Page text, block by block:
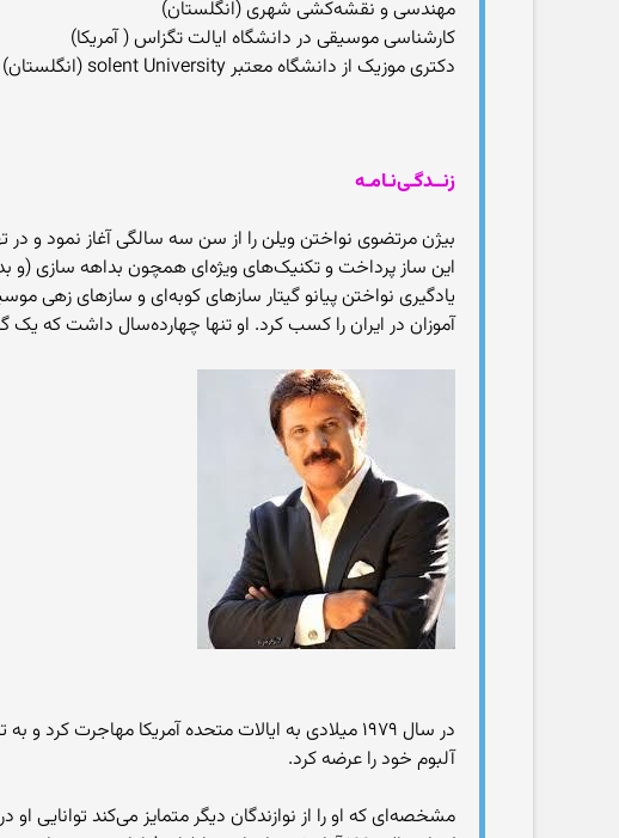
مهندسی و نقشه‌کشی شهری (انگلستان)
کارشناسی موسیقی در دانشگاه ایالت تگزاس ( آمریکا)
دکتری موزیک از دانشگاه معتبر solent University (انگلستان)
زنــدگـی‌نـامـه
بیژن مرتضوی نواختن ویلن را از سن سه سالگی آغاز نمود و در
این ساز پرداخت و تکنیک‌های ویژه‌ای همچون بداهه سازی (و
یادگیری نواختن پیانو گیتار سازهای کوبه‌ای و سازهای زهی
آموزان در ایران را کسب کرد. او تنها چهارده‌سال داشت که یک گروه ارکستر ۳۲ نفری تشکیل داد و ساخته‌های خود را در اردوی معروف تابستانی
آلبوم خود را عرضه کرد.
مشخصه‌ای که او را از نوازندگان دیگر متمایز می‌کند توانایی